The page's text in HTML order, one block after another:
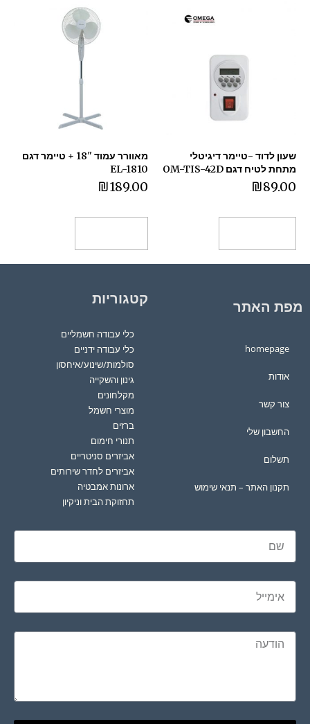
שעון לדוד -טיימר דיגיטלי
מתחת לטיח דגם OM-TIS-42D
₪89.00
מאוורר עמוד "18 + טיימר דגם
EL-1810
₪189.00
מפת האתר
homepage
אודות
צור קשר
החשבון שלי
תשלום
תקנון האתר – תנאי שימוש
קטגוריות
כלי עבודה חשמליים
כלי עבודה ידניים
סולמות/שינוע/איחסון
גינון והשקייה
מקלחונים
מוצרי חשמל
ברזים
תנורי חימום
אביזרים סניטריים
אביזרים לחדר שירותים
ארונות אמבטיה
תחזוקת הבית וניקיון